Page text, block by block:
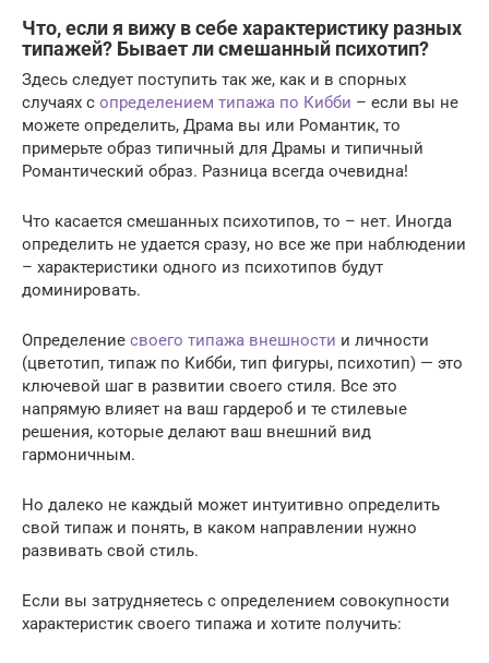
Что, если я вижу в себе характеристику разных
типажей? Бывает ли смешанный психотип?
Здесь следует поступить так же, как и в спорных
случаях с определением типажа по Кибби – если вы не
можете определить, Драма вы или Романтик, то
примерьте образ типичный для Драмы и типичный
Романтический образ. Разница всегда очевидна!
Что касается смешанных психотипов, то – нет. Иногда
определить не удается сразу, но все же при наблюдении
– характеристики одного из психотипов будут
доминировать.
Определение своего типажа внешности и личности
(цветотип, типаж по Кибби, тип фигуры, психотип) — это
ключевой шаг в развитии своего стиля. Все это
напрямую влияет на ваш гардероб и те стилевые
решения, которые делают ваш внешний вид
гармоничным.
Но далеко не каждый может интуитивно определить
свой типаж и понять, в каком направлении нужно
развивать свой стиль.
Если вы затрудняетесь с определением совокупности
характеристик своего типажа и хотите получить: